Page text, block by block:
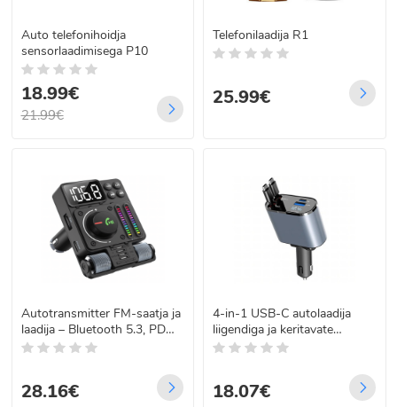
Auto telefonihoidja
sensorlaadimisega P10
18.99€
21.99€
Telefonilaadija R1
25.99€
Autotransmitter FM-saatja ja
laadija – Bluetooth 5.3, PD
30W
28.16€
4-in-1 USB-C autolaadija
liigendiga ja keritavate
kaablitega, kiire laadimine,
18.07€